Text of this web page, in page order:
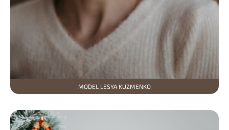
MODEL LESYA KUZMENKO